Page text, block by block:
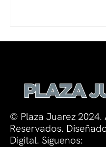
© Plaza Juarez 2024.
Reservados.
Digital. Síguenos: